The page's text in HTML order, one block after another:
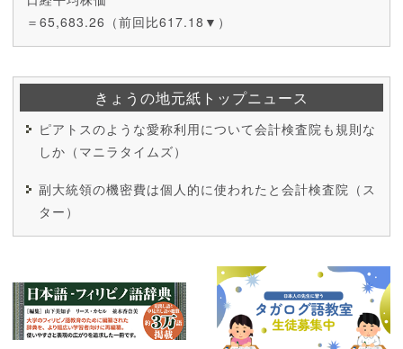
＝65,683.26（前回比617.18▼）
きょうの地元紙トップニュース
ピアトスのような愛称利用について会計検査院も規則な
しか（マニラタイムズ）
副大統領の機密費は個人的に使われたと会計検査院（ス
ター）